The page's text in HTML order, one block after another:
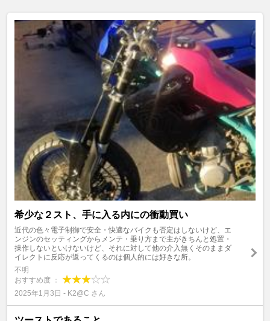
希少な２スト、手に入る内にの衝動買い
近代の色々電子制御で安全・快適なバイクも否定はしないけど、エ
ンジンのセッティングからメンテ・乗り方まで主がきちんと処置・
操作しないといけないけど、それに対して他の介入無くそのままダ
イレクトに反応が返ってくるのは個人的には好きな所。
不明
おすすめ度 ：
2025年1月3日 - K2@C さん